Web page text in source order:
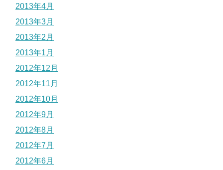
2013年4月
2013年3月
2013年2月
2013年1月
2012年12月
2012年11月
2012年10月
2012年9月
2012年8月
2012年7月
2012年6月